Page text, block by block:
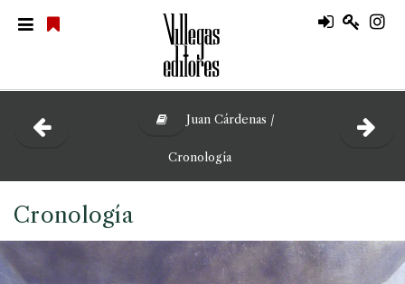
Juan Cárdenas /
Cronología
Cronología